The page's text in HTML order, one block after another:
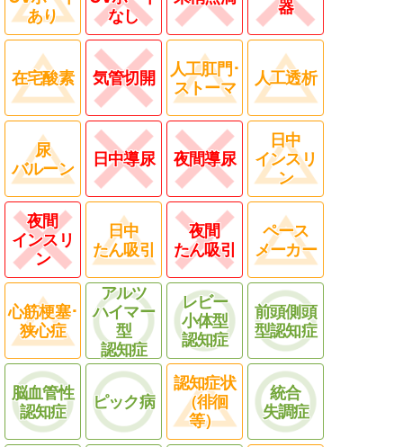
あり
なし
器
在宅酸素 気管切開
人工肛門･
ストーマ
人工透析
尿
バルーン
日中導尿 夜間導尿
日中
インスリ
ン
夜間
インスリ
ン
日中
たん吸引
夜間
たん吸引
ペース
メーカー
心筋梗塞･
狭心症
アルツ
ハイマー
型
認知症
レビー
小体型
認知症
前頭側頭
型認知症
脳血管性
認知症
ピック病
認知症状
（徘徊
等）
統合
失調症